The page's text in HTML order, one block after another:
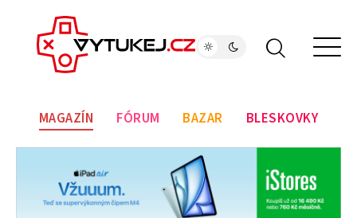
MAGAZÍN FÓRUM BAZAR BLESKOVKY